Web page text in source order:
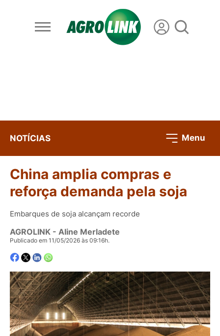
NOTÍCIAS Menu
China amplia compras e
reforça demanda pela soja
Embarques de soja alcançam recorde
AGROLINK - Aline Merladete
Publicado em 11/05/2026 às 09:16h.